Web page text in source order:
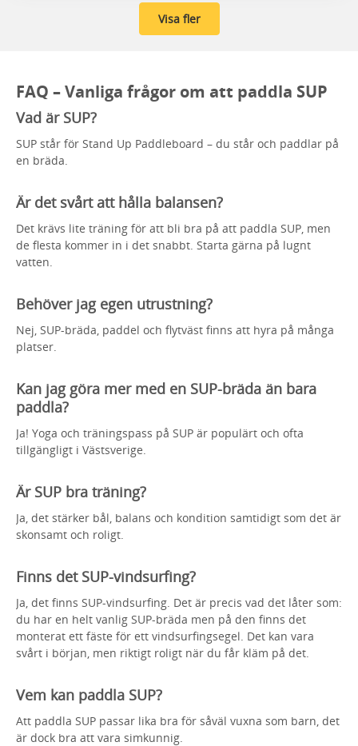
Visa fler
FAQ – Vanliga frågor om att paddla SUP
Vad är SUP?
SUP står för Stand Up Paddleboard – du står och paddlar på
en bräda.
Är det svårt att hålla balansen?
Det krävs lite träning för att bli bra på att paddla SUP, men
de flesta kommer in i det snabbt. Starta gärna på lugnt
vatten.
Behöver jag egen utrustning?
Nej, SUP-bräda, paddel och flytväst finns att hyra på många
platser.
Kan jag göra mer med en SUP-bräda än bara
paddla?
Ja! Yoga och träningspass på SUP är populärt och ofta
tillgängligt i Västsverige.
Är SUP bra träning?
Ja, det stärker bål, balans och kondition samtidigt som det är
skonsamt och roligt.
Finns det SUP-vindsurfing?
Ja, det finns SUP-vindsurfing. Det är precis vad det låter som:
du har en helt vanlig SUP-bräda men på den finns det
monterat ett fäste för ett vindsurfingsegel. Det kan vara
svårt i början, men riktigt roligt när du får kläm på det.
Vem kan paddla SUP?
Att paddla SUP passar lika bra för såväl vuxna som barn, det
är dock bra att vara simkunnig.